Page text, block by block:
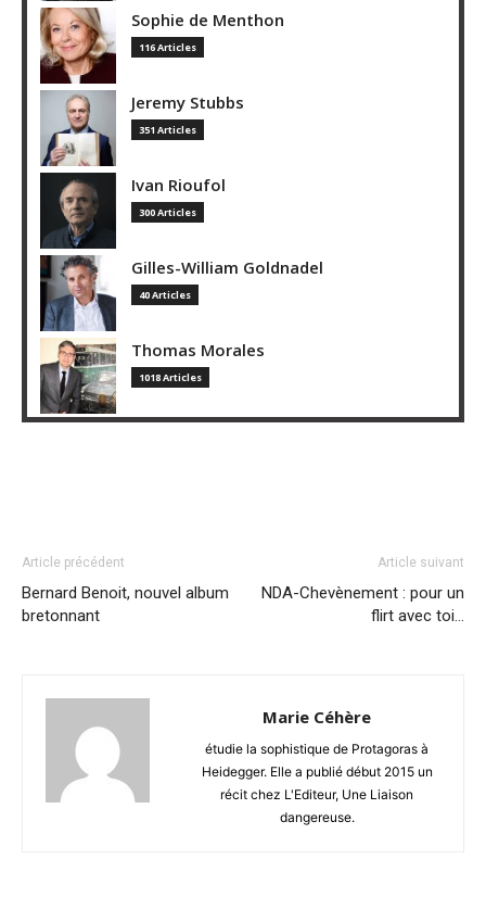
Sophie de Menthon
116 Articles
Jeremy Stubbs
351 Articles
Ivan Rioufol
300 Articles
Gilles-William Goldnadel
40 Articles
Thomas Morales
1018 Articles
Article précédent
Bernard Benoit, nouvel album
bretonnant
Article suivant
NDA-Chevènement : pour un
flirt avec toi…
Marie Céhère
étudie la sophistique de Protagoras à
Heidegger. Elle a publié début 2015 un
récit chez L'Editeur, Une Liaison
dangereuse.